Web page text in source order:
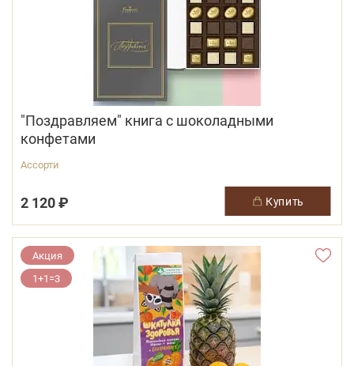
"Поздравляем" книга с шоколадными
конфетами
Ассорти
2 120 ₽ купить
Акция
1+1=3